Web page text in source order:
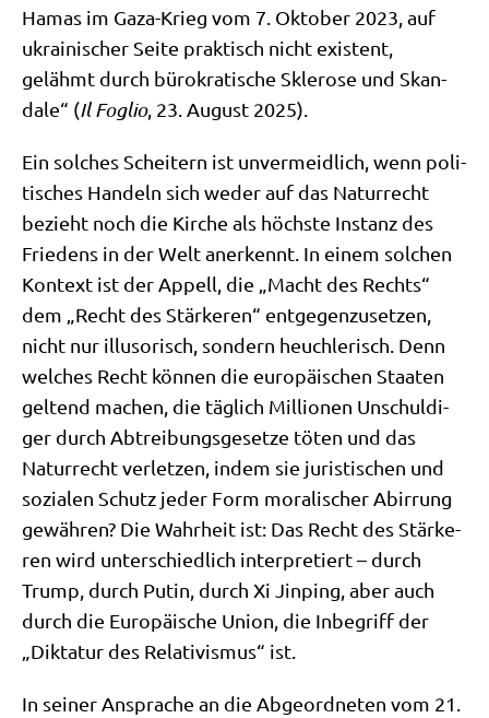
Hamas im Gaza-Krieg vom 7. Okto­ber 2023, auf
ukrai­ni­scher Sei­te prak­tisch nicht exi­stent,
gelähmt durch büro­kra­ti­sche Skle­ro­se und Skan­
da­le“ (Il Foglio, 23. August 2025).
Ein sol­ches Schei­tern ist unver­meid­lich, wenn poli­
ti­sches Han­deln sich weder auf das Natur­recht
bezieht noch die Kir­che als höch­ste Instanz des
Frie­dens in der Welt aner­kennt. In einem sol­chen
Kon­text ist der Appell, die „Macht des Rechts“
dem „Recht des Stär­ke­ren“ ent­ge­gen­zu­set­zen,
nicht nur illu­so­risch, son­dern heuch­le­risch. Denn
wel­ches Recht kön­nen die euro­päi­schen Staa­ten
gel­tend machen, die täg­lich Mil­lio­nen Unschul­di­
ger durch Abtrei­bungs­ge­set­ze töten und das
Natur­recht ver­let­zen, indem sie juri­sti­schen und
sozia­len Schutz jeder Form mora­li­scher Abir­rung
gewäh­ren? Die Wahr­heit ist: Das Recht des Stär­ke­
ren wird unter­schied­lich inter­pre­tiert – durch
Trump, durch Putin, durch Xi Jin­ping, aber auch
durch die Euro­päi­sche Uni­on, die Inbe­griff der
„Dik­ta­tur des Rela­ti­vis­mus“ ist.
In sei­ner Anspra­che an die Abge­ord­ne­ten vom 21.